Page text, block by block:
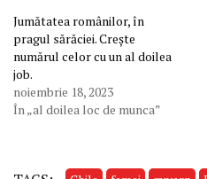
Jumătatea românilor, în
pragul sărăciei. Crește
numărul celor cu un al doilea
job.
noiembrie 18, 2023
În „al doilea loc de munca”